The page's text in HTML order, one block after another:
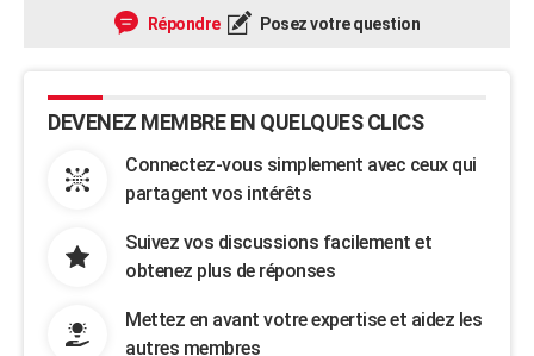
Répondre Posez votre question
DEVENEZ MEMBRE EN QUELQUES CLICS
Connectez-vous simplement avec ceux qui
partagent vos intérêts
Suivez vos discussions facilement et
obtenez plus de réponses
Mettez en avant votre expertise et aidez les
autres membres